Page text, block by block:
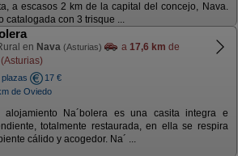
a escasos 2 km de la capital del concejo, Nava.
catalogada con 3 trisque ...
en Nava (Asturias) a 17,6 km de
plazas
17 €
de Oviedo
alojamiento Na´bolera es una casita integra e
totalmente restaurada, en ella se respira
cálido y acogedor. Na´ ...